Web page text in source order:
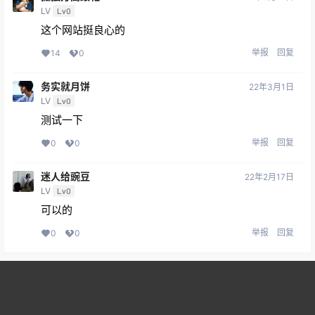
LV Lv0
这个网站挺良心的
14 0 举报 回复
务实就月饼
LV Lv0
22年3月1日
测试一下
0 0 举报 回复
迷人给豌豆
LV Lv0
22年2月17日
可以的
0 0 举报 回复